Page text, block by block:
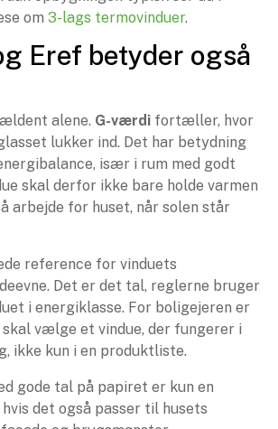
om 3-lags termovinduer.
Eref betyder også
alene. G-værdi fortæller, hvor
lukker ind. Det har betydning
især i rum med godt
skal derfor ikke bare holde varmen
arbejde for huset, når solen står
reference for vinduets
Det er det tal, reglerne bruger
i energiklasse. For boligejeren er
skal vælge et vindue, der fungerer i
ikke kun i en produktliste.
gode tal på papiret er kun en
hvis det også passer til husets